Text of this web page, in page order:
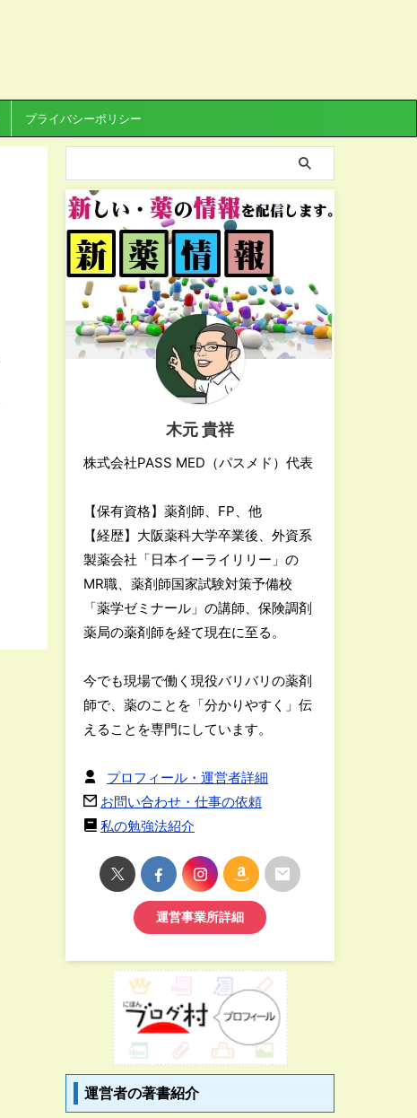
プライバシーポリシー
木元 貴祥
株式会社PASS MED（パスメド）代表
【保有資格】薬剤師、FP、他
【経歴】大阪薬科大学卒業後、外資系
製薬会社「日本イーライリリー」の
MR職、薬剤師国家試験対策予備校
「薬学ゼミナール」の講師、保険調剤
薬局の薬剤師を経て現在に至る。
今でも現場で働く現役バリバリの薬剤
師で、薬のことを「分かりやすく」伝
えることを専門にしています。
プロフィール・運営者詳細
お問い合わせ・仕事の依頼
私の勉強法紹介
運営事業所詳細
運営者の著書紹介